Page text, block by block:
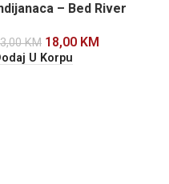
– Bed River
KM 18,00 KM
U Korpu